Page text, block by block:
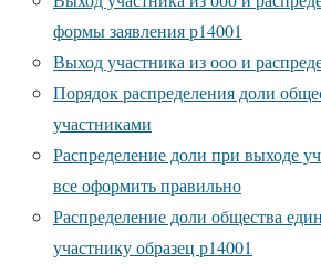
формы заявления р14001
Выход участника из ооо и
Порядок распределения доли
участниками
Распределение доли при выходе
все оформить правильно
Распределение доли общества
участнику образец р14001